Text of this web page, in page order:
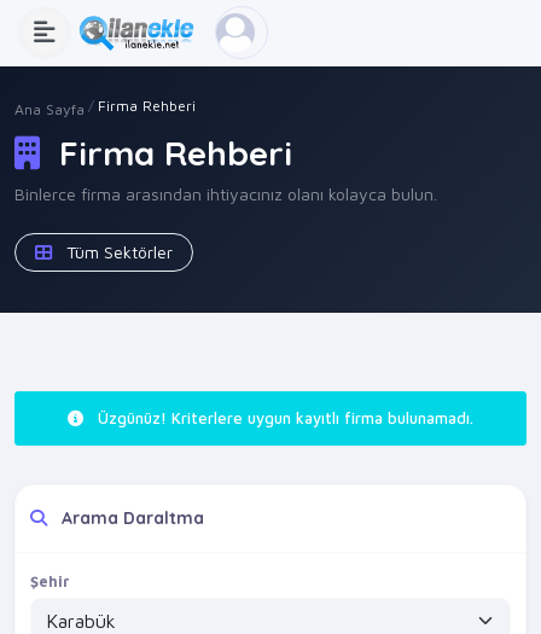
Ana Sayfa Firma Rehberi
Firma Rehberi
Binlerce firma arasından ihtiyacınız olanı kolayca bulun.
Tüm Sektörler
Üzgünüz! Kriterlere uygun kayıtlı firma bulunamadı.
Arama Daraltma
Şehir